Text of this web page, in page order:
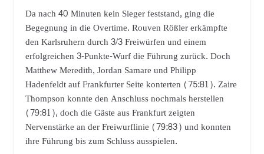
Da nach 40 Minuten kein Sieger feststand, ging die
Begegnung in die Overtime. Rouven Rößler erkämpfte
den Karlsruhern durch 3/3 Freiwürfen und einem
erfolgreichen 3-Punkte-Wurf die Führung zurück. Doch
Matthew Meredith, Jordan Samare und Philipp
Hadenfeldt auf Frankfurter Seite konterten (75:81). Zaire
Thompson konnte den Anschluss nochmals herstellen
(79:81), doch die Gäste aus Frankfurt zeigten
Nervenstärke an der Freiwurflinie (79:83) und konnten
ihre Führung bis zum Schluss ausspielen.